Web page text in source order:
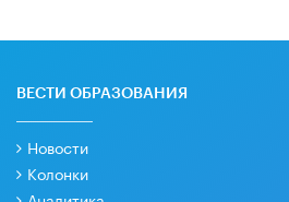
ВЕСТИ ОБРАЗОВАНИЯ
Новости
Колонки